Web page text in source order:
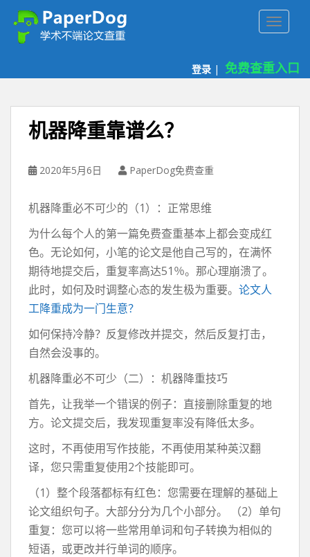
登录 | 免费查重入口
机器降重靠谱么？
2020年5月6日 PaperDog免费查重
机器降重必不可少的（1）：正常思维
为什么每个人的第一篇免费查重基本上都会变成红
色。无论如何，小笔的论文是他自己写的，在满怀
期待地提交后，重复率高达51％。那心理崩溃了。
此时，如何及时调整心态的发生极为重要。 论文人
工降重成为一门生意？
如何保持冷静？反复修改并提交，然后反复打击，
自然会没事的。
机器降重必不可少（二）：机器降重技巧
首先，让我举一个错误的例子：直接删除重复的地
方。论文提交后，我发现重复率没有降低太多。
这时，不再使用写作技能，不再使用某种英汉翻
译，您只需重复使用2个技能即可。
（1）整个段落都标有红色：您需要在理解的基础上
论文组织句子。大部分分为几个小部分。 （2）单句
重复：您可以将一些常用单词和句子转换为相似的
短语，或更改并行单词的顺序。